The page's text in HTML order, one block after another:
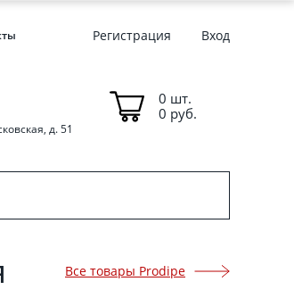
Регистрация Вход
д. 51
0 шт.
0 руб.
Все товары Prodipe